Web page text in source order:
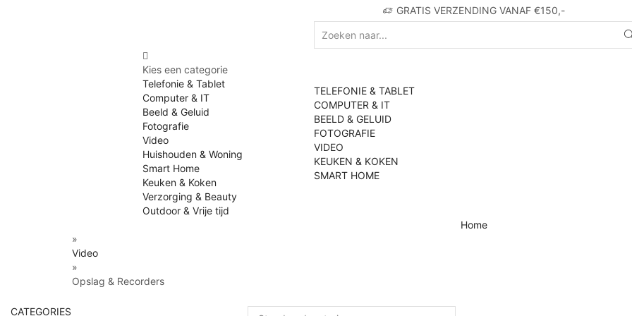
GRATIS VERZENDING VANAF €150,-
Kies een categorie
Telefonie & Tablet
Computer & IT
Beeld & Geluid
Fotografie
Video
Huishouden & Woning
Smart Home
Keuken & Koken
Verzorging & Beauty
Outdoor & Vrije tijd
TELEFONIE & TABLET
COMPUTER & IT
BEELD & GELUID
FOTOGRAFIE
VIDEO
KEUKEN & KOKEN
SMART HOME
Home
»
Video
»
Opslag & Recorders
CATEGORIES